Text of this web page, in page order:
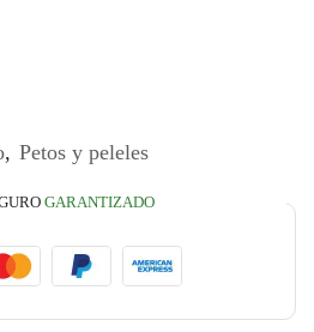
, Petos y peleles
GARANTIZADO